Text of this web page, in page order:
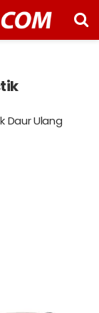
Daur Ulang